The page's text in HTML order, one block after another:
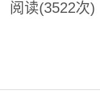
阅读(3522次)